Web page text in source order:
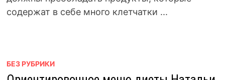
содержат в себе много клетчатки ...
БЕЗ РУБРИКИ